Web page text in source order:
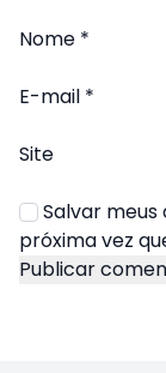
Nome *
E-mail *
Site
Salvar
próxima vez